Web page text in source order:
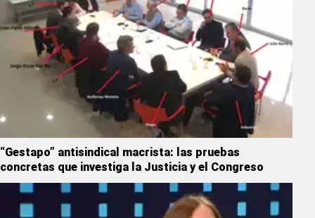
“Gestapo” antisindical macrista: las pruebas
concretas que investiga la Justicia y el Congreso